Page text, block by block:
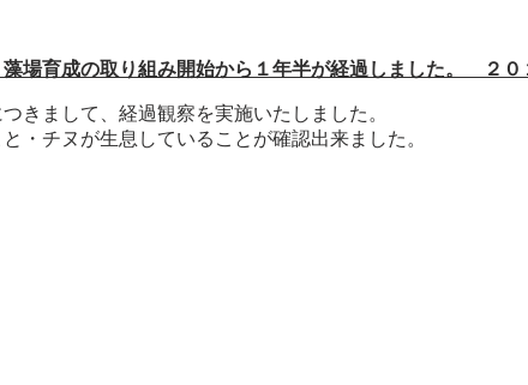
育成の取り組み開始から１年半が経過しました。 ２０
きまして、経過観察を実施いたしました。
・チヌが生息していることが確認出来ました。